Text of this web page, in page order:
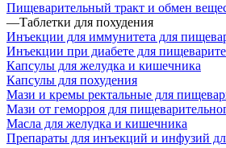
Пищеварительный тракт и обмен
—Таблетки для похудения
Инъекции для иммунитета для
Инъекции при диабете для
Капсулы для желудка и кишечника
Капсулы для похудения
Мази и кремы ректальные для
Мази от геморроя для
Масла для желудка и кишечника
Препараты для инъекций и инфузий